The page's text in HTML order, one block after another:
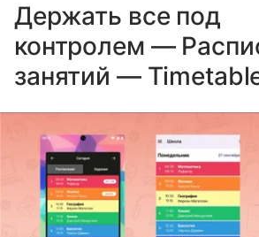
Держать все под
контролем —
занятий —